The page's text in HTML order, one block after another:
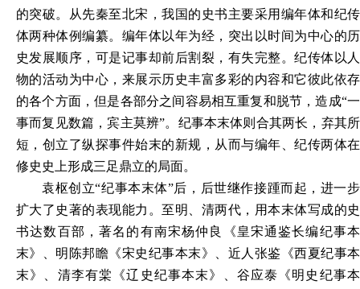
的突破。从先秦至北宋，我国的史书主要采用编年体和纪传
体两种体例编纂。编年体以年为经，突出以时间为中心的历
史发展顺序，可是记事却前后割裂，有失完整。纪传体以人
物的活动为中心，来展示历史丰富多彩的内容和它彼此依存
的各个方面，但是各部分之间容易相互重复和脱节，造成“一
事而复见数篇，宾主莫辨”。纪事本末体则合其两长，弃其所
短，创立了纵探事件始末的新规，从而与编年、纪传两体在
修史史上形成三足鼎立的局面。
袁枢创立“纪事本末体”后，后世继作接踵而起，进一步
扩大了史著的表现能力。至明、清两代，用本末体写成的史
书达数百部，著名的有南宋杨仲良《皇宋通鉴长编纪事本
末》、明陈邦瞻《宋史纪事本末》、近人张鉴《西夏纪事本
末》、清李有棠《辽史纪事本末》、谷应泰《明史纪事本